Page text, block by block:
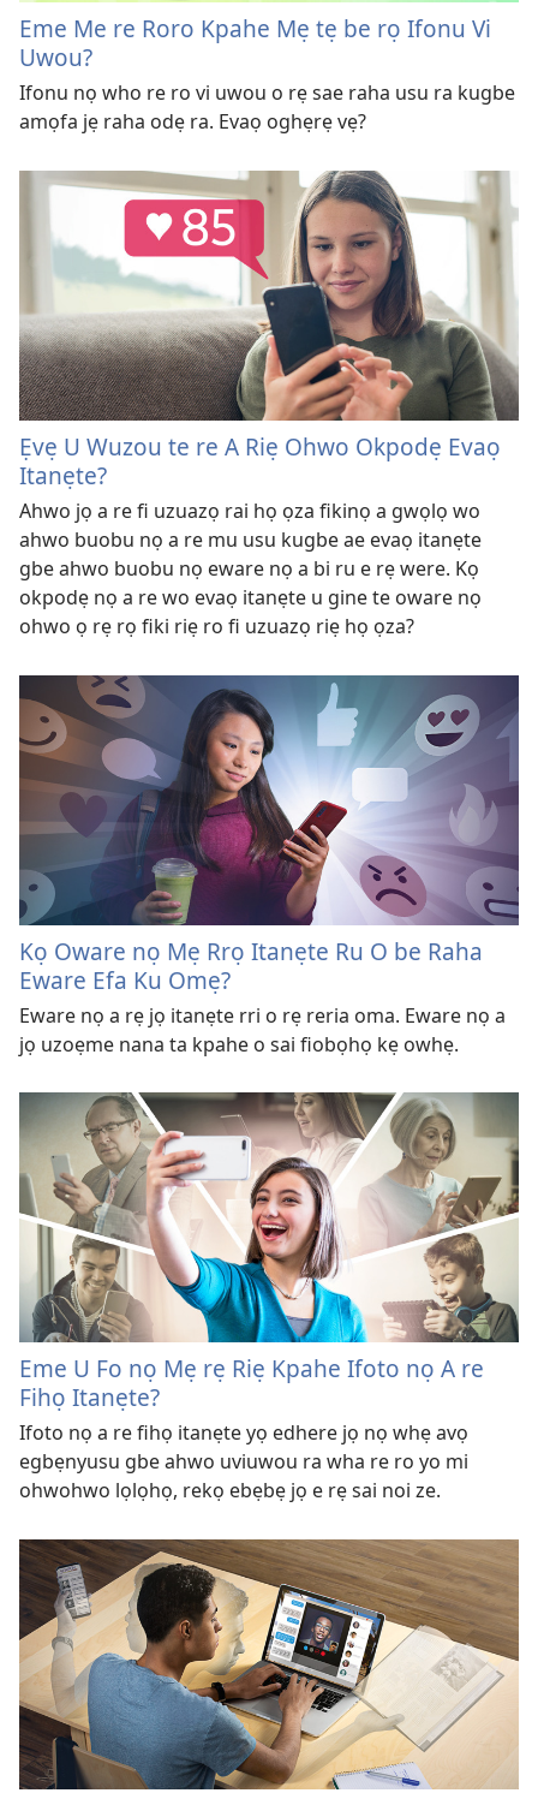
Eme Me re Roro Kpahe Mẹ tẹ be rọ Ifonu Vi
Uwou?
Ifonu nọ who re ro vi uwou o rẹ sae raha usu ra kugbe
amọfa jẹ raha odẹ ra. Evaọ oghẹrẹ vẹ?
Ẹvẹ U Wuzou te re A Riẹ Ohwo Okpodẹ Evaọ
Itanẹte?
Ahwo jọ a re fi uzuazọ rai họ ọza fikinọ a gwọlọ wo
ahwo buobu nọ a re mu usu kugbe ae evaọ itanẹte
gbe ahwo buobu nọ eware nọ a bi ru e rẹ were. Kọ
okpodẹ nọ a re wo evaọ itanẹte u gine te oware nọ
ohwo ọ rẹ rọ fiki riẹ ro fi uzuazọ riẹ họ ọza?
Kọ Oware nọ Mẹ Rrọ Itanẹte Ru O be Raha
Eware Efa Ku Omẹ?
Eware nọ a rẹ jọ itanẹte rri o rẹ reria oma. Eware nọ a
jọ uzoẹme nana ta kpahe o sai fiobọhọ kẹ owhẹ.
Eme U Fo nọ Mẹ rẹ Riẹ Kpahe Ifoto nọ A re
Fihọ Itanẹte?
Ifoto nọ a re fihọ itanẹte yọ edhere jọ nọ whẹ avọ
egbẹnyusu gbe ahwo uviuwou ra wha re ro yo mi
ohwohwo lọlọhọ, rekọ ebẹbẹ jọ e rẹ sai noi ze.